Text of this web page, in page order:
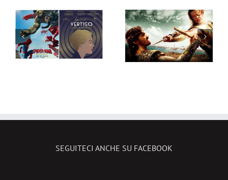
vedere in TV
dal 27 luglio
al 2 agosto
luglio: da
Terapia di
Famiglia e
Deep Water,
sala!
SEGUITECI ANCHE SU FACEBOOK